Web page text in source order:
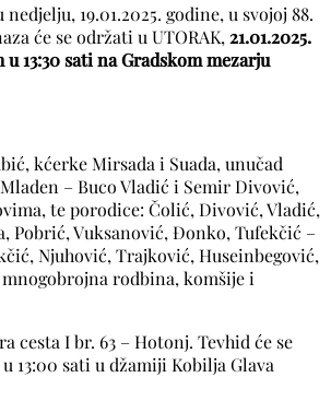
19.01.2025. godine, u svojoj 88.
će se održati u UTORAK, 21.01.2025.
13:30 sati na Gradskom mezarju
kćerke Mirsada i Suada, unučad
– Buco Vladić i Semir Divović,
te porodice: Čolić, Divović, Vladić,
Pobrić, Vuksanović, Đonko, Tufekčić –
Njuhović, Trajković, Huseinbegović,
rodbina, komšije i
cesta I br. 63 – Hotonj. Tevhid će se
13:00 sati u džamiji Kobilja Glava